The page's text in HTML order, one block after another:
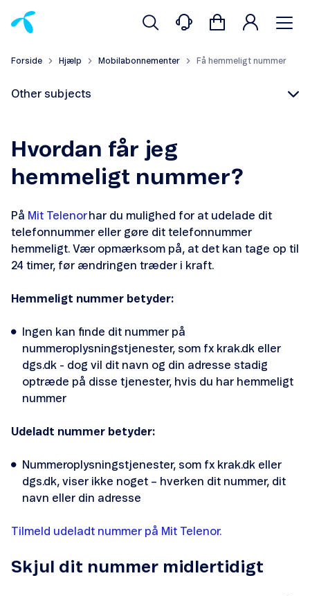
Forside Hjælp Mobilabonnementer Få hemmeligt nummer
Other subjects
Find din PUK-kode
Aktivér nyt simkort
Find simkort-nummer
Opsæt Visual Voicemail
SIM Transfer
Forbrugskontrol
Hvordan får jeg
hemmeligt nummer?
På Mit Telenor har du mulighed for at udelade dit
telefonnummer eller gøre dit telefonnummer
hemmeligt. Vær opmærksom på, at det kan tage op til
24 timer, før ændringen træder i kraft.
Hemmeligt nummer betyder:
Ingen kan finde dit nummer på
nummeroplysningstjenester, som fx krak.dk eller
dgs.dk - dog vil dit navn og din adresse stadig
optræde på disse tjenester, hvis du har hemmeligt
nummer
Udeladt nummer betyder:
Nummeroplysningstjenester, som fx krak.dk eller
dgs.dk, viser ikke noget – hverken dit nummer, dit
navn eller din adresse
Tilmeld udeladt nummer på Mit Telenor.
Skjul dit nummer midlertidigt